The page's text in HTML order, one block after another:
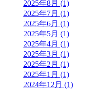
2025年8月 (1)
2025年7月 (1)
2025年6月 (1)
2025年5月 (1)
2025年4月 (1)
2025年3月 (1)
2025年2月 (1)
2025年1月 (1)
2024年12月 (1)